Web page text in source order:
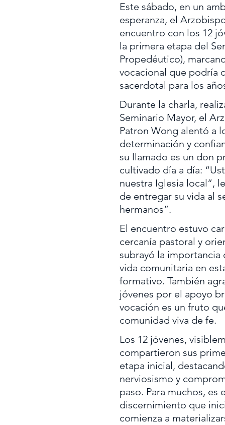
Este sábado, en un
esperanza, el
encuentro con los 12
la primera etapa del
Propedéutico),
vocacional que podría
sacerdotal para los
Durante la charla,
Seminario Mayor, el
Patron Wong alentó a
determinación y
su llamado es un don
cultivado día a día:
nuestra Iglesia local”,
de entregar su vida al
hermanos”.
El encuentro estuvo
cercanía pastoral y
subrayó la
vida comunitaria en
formativo. También
jóvenes por el apoyo
vocación es un fruto
comunidad viva de fe.
Los 12 jóvenes,
compartieron sus
etapa inicial,
nerviosismo y
paso. Para muchos,
discernimiento que
comienza a